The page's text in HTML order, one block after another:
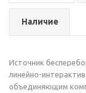
Наличие
Источник
линейно-
объединяющим